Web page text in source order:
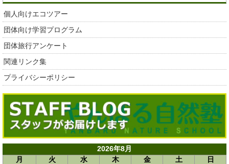
個人向けエコツアー
団体向け学習プログラム
団体旅行アンケート
関連リンク集
プライバシーポリシー
2026年8月
月
火 水 木 金 土
日